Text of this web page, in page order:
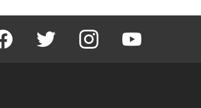
Facebook Twitter Instagram Youtube